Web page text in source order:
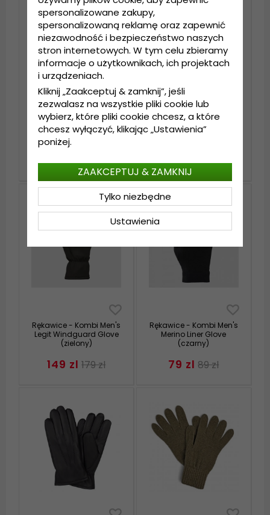
Rękawice - Shepherd
William Leather Gloves
(Brązowy)
269 zl339 zl
Rękawice - Shepherd
Women's Kate Leather
269 zl339 zl
Rękawice - Kombi Men's
Legit Windguard Glove
(zielony)
149 zl 179 zl
Rękawice - Kombi Men's
Merino Liner Glove
(czarny)
79 zl 89 zl
spersonalizowane zakupy,
spersonalizowaną reklamę oraz zapewnić
niezawodność i bezpieczeństwo naszych
stron internetowych. W tym celu zbieramy
informacje o użytkownikach, ich projektach
i urządzeniach.
Kliknij „Zaakceptuj & zamknij”, jeśli
zezwalasz na wszystkie pliki cookie lub
wybierz, które pliki cookie chcesz, a które
chcesz wyłączyć, klikając „Ustawienia”
poniżej.
Ustawienia
Tylko niezbędne
ZAAKCEPTUJ & ZAMKNIJ